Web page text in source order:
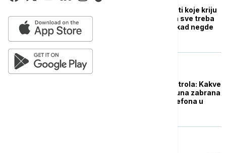
Potencijalne opasnosti koje kriju
punjači za telefon: Šta sve treba
da vadimo iz utičnice kad negde
Digitalni detoks ili kontrola: Kakve
rezultate bi dala potpuna zabrana
upotrebe mobilnih telefona u